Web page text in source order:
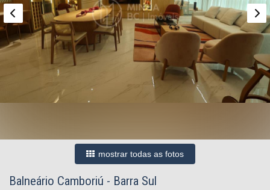
mostrar todas as fotos
Balneário Camboriú - Barra Sul